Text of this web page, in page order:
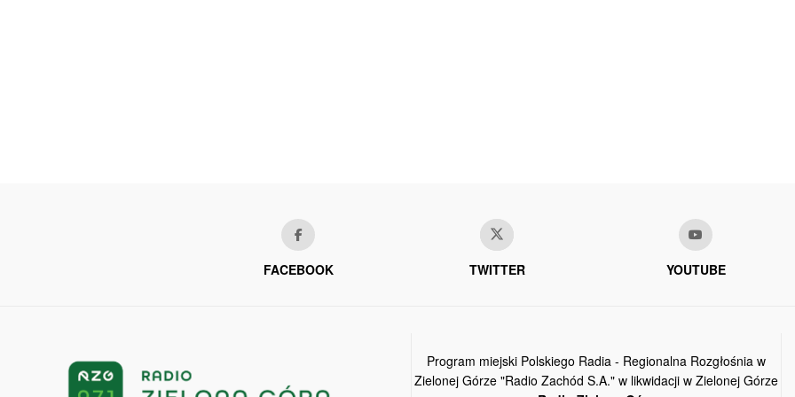
FACEBOOK TWITTER YOUTUBE
Program miejski Polskiego Radia - Regionalna Rozgłośnia w
Zielonej Górze "Radio Zachód S.A." w likwidacji w Zielonej Górze